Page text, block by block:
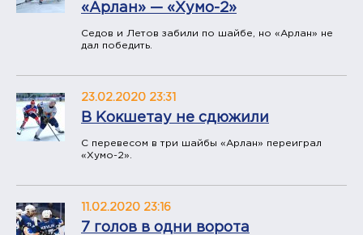
«Арлан» — «Хумо-2»
Седов и Летов забили по шайбе, но «Арлан» не
дал победить.
23.02.2020 23:31
​В Кокшетау не сдюжили
С перевесом в три шайбы «Арлан» переиграл
«Хумо-2».
11.02.2020 23:16
7 голов в одни ворота